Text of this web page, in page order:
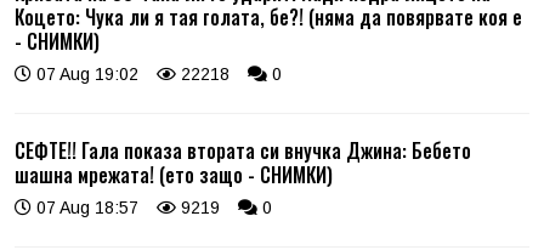
Коцето: Чука ли я тая голата, бе?! (няма да повярвате коя е
- СНИМКИ)
07 Aug 19:02 22218 0
СЕФТЕ!! Гала показа втората си внучка Джина: Бебето
шашна мрежата! (ето защо - СНИМКИ)
07 Aug 18:57 9219 0